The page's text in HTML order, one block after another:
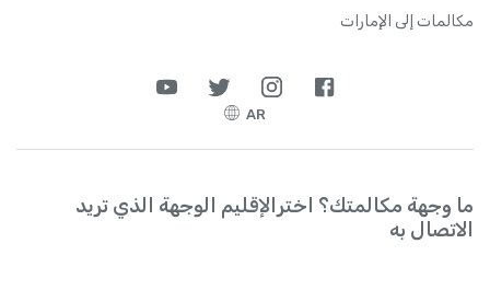
مكالمات إلى الإمارات
AR
ما وجهة مكالمتك؟ اخترالإقليم الوجهة الذي تريد
الاتصال به